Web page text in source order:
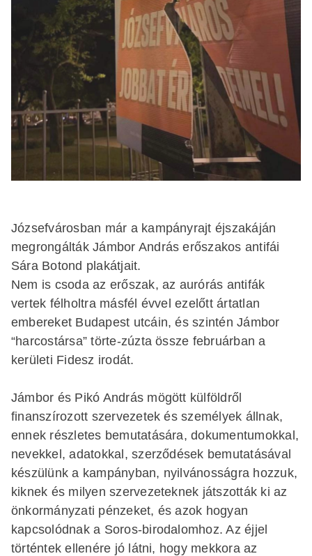
Józsefvárosban már a kampányrajt éjszakáján
megrongálták Jámbor András erőszakos antifái
Sára Botond plakátjait.
Nem is csoda az erőszak, az aurórás antifák
vertek félholtra másfél évvel ezelőtt ártatlan
embereket Budapest utcáin, és szintén Jámbor
“harcostársa” törte-zúzta össze februárban a
kerületi Fidesz irodát.
Jámbor és Pikó András mögött külföldről
finanszírozott szervezetek és személyek állnak,
ennek részletes bemutatására, dokumentumokkal,
nevekkel, adatokkal, szerződések bemutatásával
készülünk a kampányban, nyilvánosságra hozzuk,
kiknek és milyen szervezeteknek játszották ki az
önkormányzati pénzeket, és azok hogyan
kapcsolódnak a Soros-birodalomhoz. Az éjjel
történtek ellenére jó látni, hogy mekkora az